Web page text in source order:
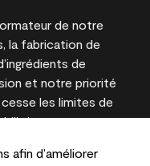
afin d’améliorer
de notre
la fabrication de
de
et notre priorité
les limites de
pour